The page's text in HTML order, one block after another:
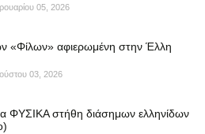
05, 2026
«Φίλων» αφιερωμένη στην Έλλη
03, 2026
ΦΥΣΙΚΑ στήθη διάσημων ελληνίδων